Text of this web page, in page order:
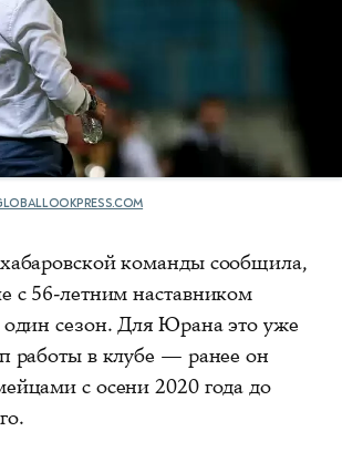
команды сообщила,
с 56-летним наставником
один сезон. Для Юрана это уже
работы в клубе — ранее он
с осени 2020 года до